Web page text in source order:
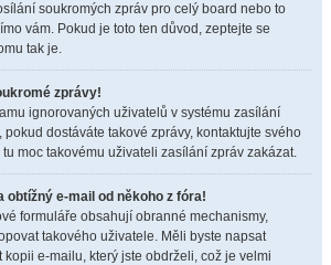
soukromých zpráv pro celý board nebo to
vám. Pokud je toto ten důvod, zeptejte se
tak je.
zprávy!
ignorovaných uživatelů v systému zasílání
pokud dostáváte takové zprávy, kontaktujte svého
moc takovému uživateli zasílání zpráv zakázat.
obtížný e-mail od někoho z fóra!
formuláře obsahují obranné mechanismy,
takového uživatele. Měli byste napsat
e-mailu, který jste obdrželi, což je velmi